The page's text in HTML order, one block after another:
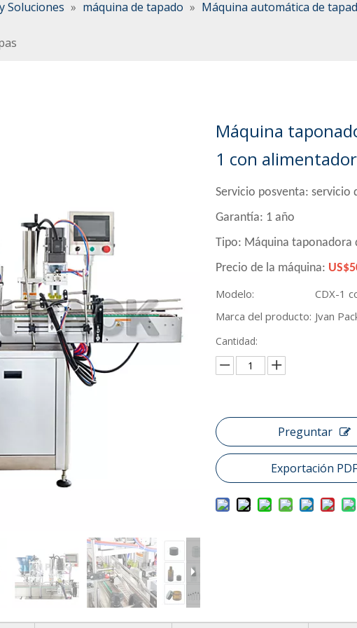
Soluciones » máquina de tapado » Máquina automática de
Máquina
1 con
Servicio posventa: servicio
Garantía: 1 año
Tipo: Máquina taponadora
Precio de la máquina:
Modelo:
CDX-1
Marca del producto: Jvan
Cantidad:
Preguntar
Exportación PDF